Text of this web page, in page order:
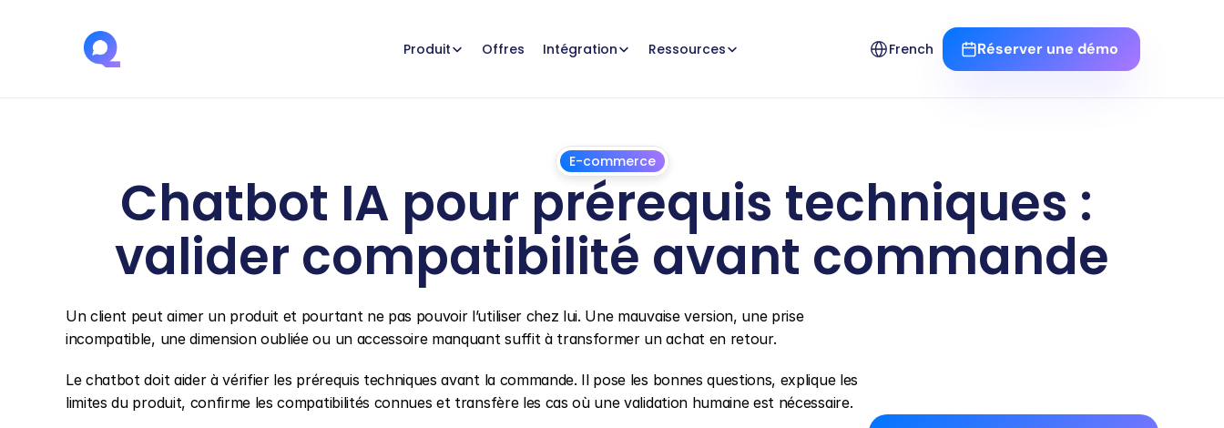
Produit Offres Intégration Ressources
Select Language
French Réserver une démo
E-commerce
Chatbot IA pour prérequis techniques :
valider compatibilité avant commande
Un client peut aimer un produit et pourtant ne pas pouvoir l’utiliser chez lui. Une mauvaise version, une prise
incompatible, une dimension oubliée ou un accessoire manquant suffit à transformer un achat en retour.
Le chatbot doit aider à vérifier les prérequis techniques avant la commande. Il pose les bonnes questions, explique les
limites du produit, confirme les compatibilités connues et transfère les cas où une validation humaine est nécessaire.